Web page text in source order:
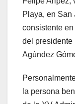
Playa, en San
consistente
del presidente
Agúndez
la persona